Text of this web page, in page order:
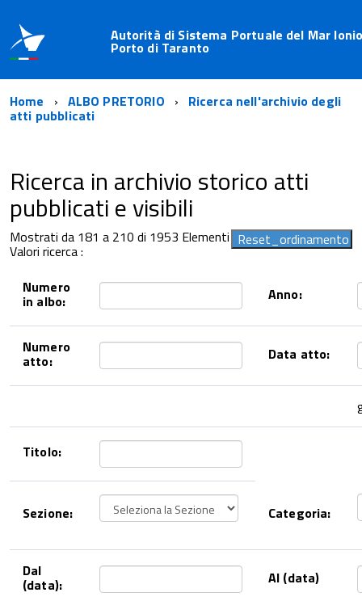
Autorità di Sistema Portuale del Mar
Porto di Taranto
Home ALBO PRETORIO Ricerca nell'archivio degli
atti pubblicati
Ricerca in archivio storico atti
pubblicati e visibili
Mostrati da 181 a 210 di 1953 Elementi
Valori ricerca :
Numero
in albo: Anno:
Numero
atto: Data atto:
Titolo:
Sezione: Categoria:
Dal
(data): Al (data)